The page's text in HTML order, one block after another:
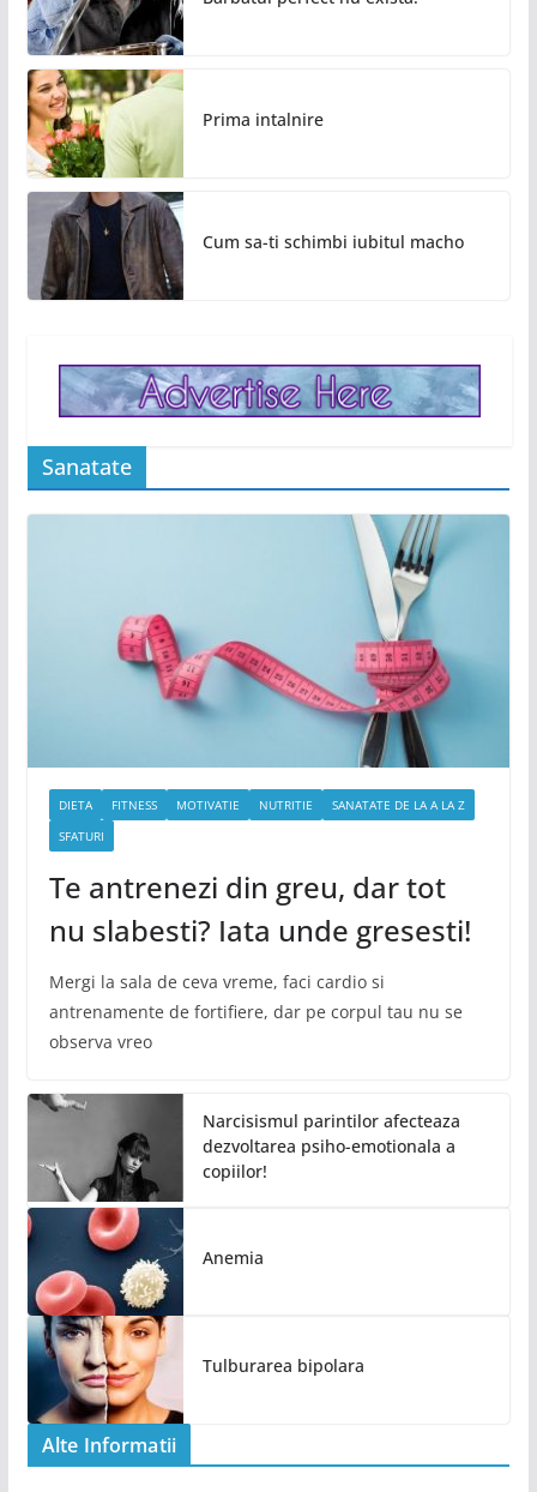
Prima intalnire
Cum sa-ti schimbi iubitul macho
Sanatate
DIETA FITNESS MOTIVATIE NUTRITIE
SANATATE DE LA A LA Z
SFATURI
Te antrenezi din greu, dar tot
nu slabesti? Iata unde gresesti!
Mergi la sala de ceva vreme, faci cardio si
antrenamente de fortifiere, dar pe corpul tau nu se
observa vreo
Narcisismul parintilor afecteaza
dezvoltarea psiho-emotionala a
copiilor!
Anemia
Tulburarea bipolara
Alte Informatii